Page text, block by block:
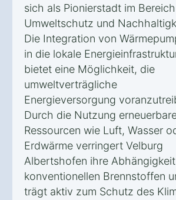
sich als Pionierstadt im Bereich
Umweltschutz und
Die Integration von
in die lokale
bietet eine Möglichkeit, die
umweltverträgliche
Energieversorgung
Durch die Nutzung
Ressourcen wie Luft, Wasser
Erdwärme verringert Velburg
Albertshofen ihre
konventionellen Brennstoffen
trägt aktiv zum Schutz des